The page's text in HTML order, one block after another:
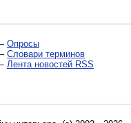
Опросы
Словари терминов
Лента новостей RSS